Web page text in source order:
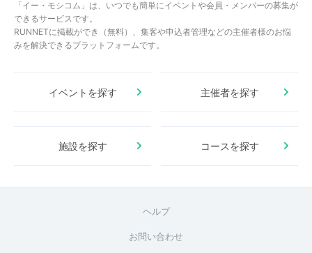
「イー・モシコム」は、いつでも簡単にイベントや会員・メンバーの募集が
できるサービスです。
RUNNETに掲載ができ（無料）、集客や申込者管理などの主催者様のお悩
みを解決できるプラットフォームです。
イベントを探す 主催者を探す
施設を探す コースを探す
ヘルプ
お問い合わせ